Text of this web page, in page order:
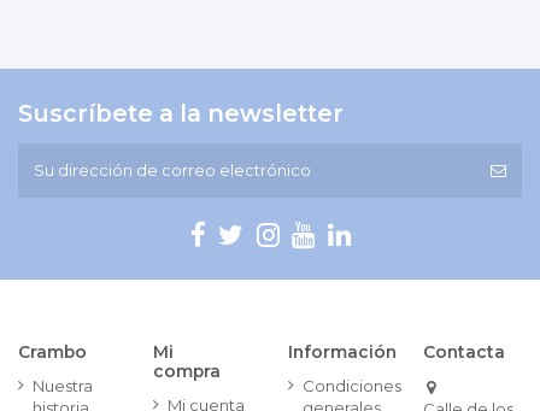
Suscríbete a la newsletter
Crambo
Nuestra
historia
Mi
compra
Mi cuenta
Información
Condiciones
generales
Contacta